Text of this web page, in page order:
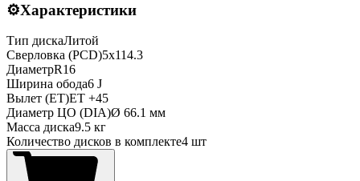
⚙️Характеристики
Тип дискаЛитой
Сверловка (PCD)5x114.3
ДиаметрR16
Ширина обода6 J
Вылет (ET)ET +45
Диаметр ЦО (DIA)Ø 66.1 мм
Масса диска9.5 кг
Количество дисков в комплекте4 шт